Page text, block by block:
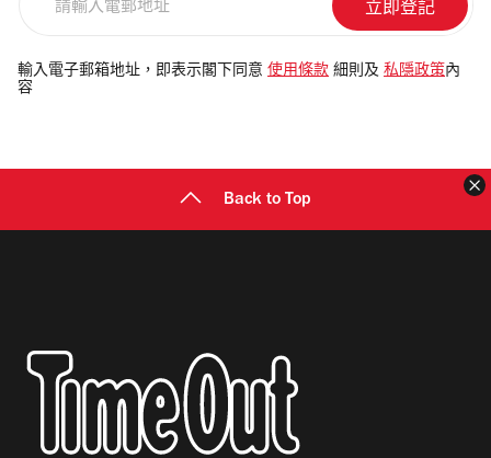
電
郵
輸入電子郵箱地址，即表示閣下同意 使用條款 細則及 私隱政策 內
容
Back to Top